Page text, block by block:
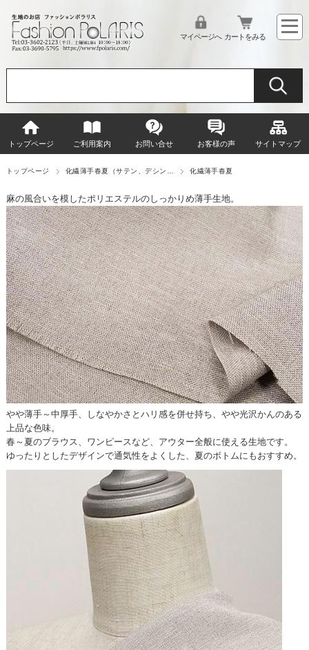
マイページへ カートをみる
トップページ ご利用案内 お問い合せ お客様の声 サイトマップ
トップページ 化繊薄手春夏（サテン、デシン… 化繊薄手春夏
麻の風合いを模したポリエステルのしっかりめ薄手生地。
やや薄手～中厚手、しなやかさとハリ感を併せ持ち、やや光沢かんのある
上品な色味。
春～夏のブラウス、ワンピースなど、アウター全般に使える生地です。
ゆったりとしたデザインで通気性をよくした、夏のボトムにもおすすめ。